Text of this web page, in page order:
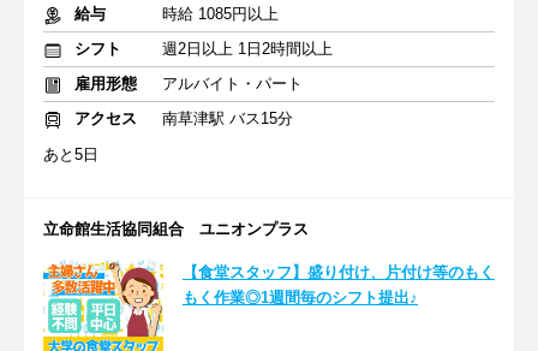
給与
時給 1085円以上
シフト
週2日以上 1日2時間以上
雇用形態
アルバイト・パート
アクセス
南草津駅 バス15分
あと5日
立命館生活協同組合 ユニオンプラス
【食堂スタッフ】盛り付け、片付け等のもく
もく作業◎1週間毎のシフト提出♪